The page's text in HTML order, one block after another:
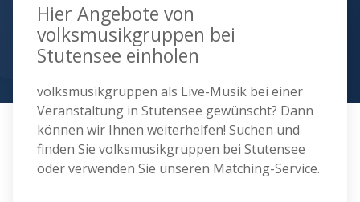
Hier Angebote von
volksmusikgruppen bei
Stutensee einholen
volksmusikgruppen als Live-Musik bei einer
Veranstaltung in Stutensee gewünscht? Dann
können wir Ihnen weiterhelfen! Suchen und
finden Sie volksmusikgruppen bei Stutensee
oder verwenden Sie unseren Matching-Service.